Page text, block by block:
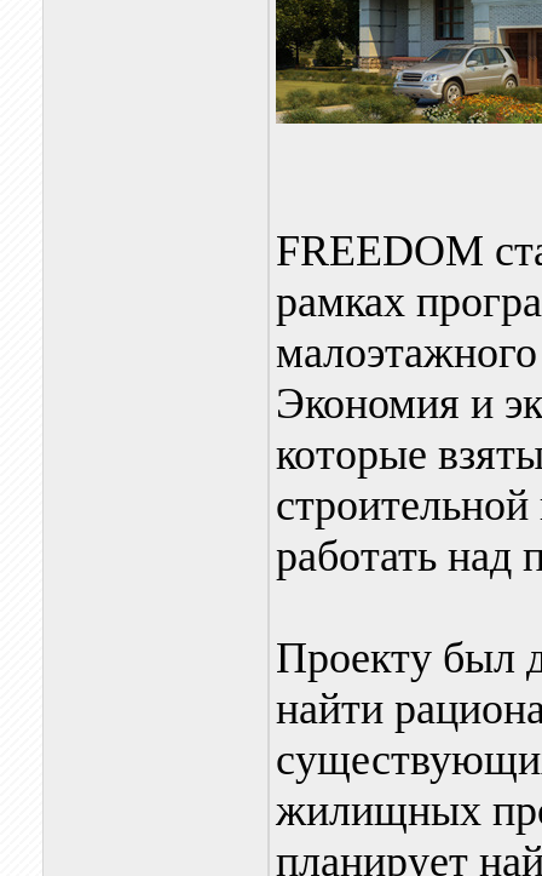
FREEDOM
рамках
малоэтажного
Экономия и
которые
работать над
Проекту был
найти
жилищных
планирует